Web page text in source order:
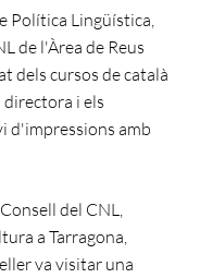
Política Lingüística,
de l'Àrea de Reus
dels cursos de català
directora i els
d'impressions amb
del CNL,
a Tarragona,
va visitar una